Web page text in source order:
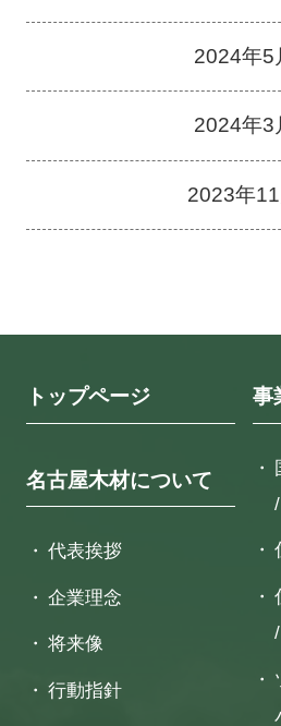
2024年5
2024年3
2023年11
トップページ
名古屋木材について
代表挨拶
企業理念
将来像
行動指針
事